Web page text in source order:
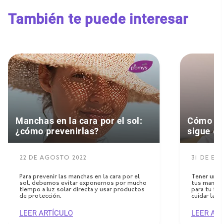
También te puede interesar
Manchas en la cara por el sol:
¿cómo prevenirlas?
22 DE AGOSTO 2022
Para prevenir las manchas en la cara por el
sol, debemos evitar exponernos por mucho
tiempo a luz solar directa y usar productos
de protección.
LEER ARTÍCULO
Cómo
sigue
31 DE
Tener un
tus
para tu
cuidar la
LEER